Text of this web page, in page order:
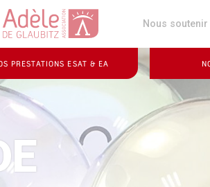
Nous soutenir
PRESTATIONS ESAT & EA